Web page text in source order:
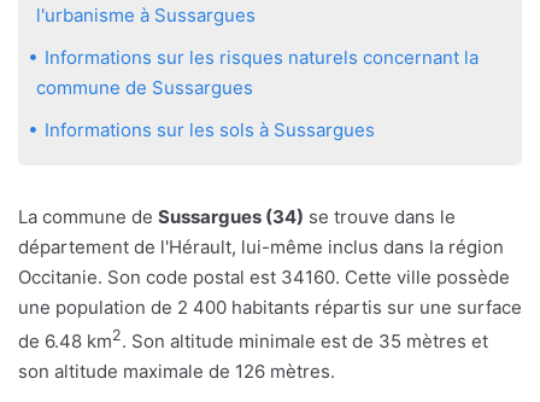
l'urbanisme à Sussargues
Informations sur les risques naturels concernant la
commune de Sussargues
Informations sur les sols à Sussargues
La commune de Sussargues (34) se trouve dans le
département de l'Hérault, lui-même inclus dans la région
Occitanie. Son code postal est 34160. Cette ville possède
une population de 2 400 habitants répartis sur une surface
de 6.48 km2. Son altitude minimale est de 35 mètres et
son altitude maximale de 126 mètres.